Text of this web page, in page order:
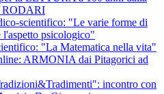
RODARI
scientifico: "Le varie forme di
psicologico"
"La Matematica nella vita"
ARMONIA dai Pitagorici ad
incontro con